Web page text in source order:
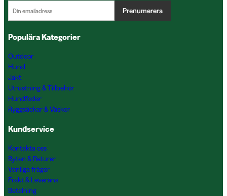
Prenumerera
Populära Kategorier
Outdoor
Hund
Jakt
Utrustning & Tillbehör
Hundfoder
Ryggsäckar & Väskor
Kundservice
Kontakta oss
Byten & Returer
Vanliga frågor
Frakt & Leverans
Betalning